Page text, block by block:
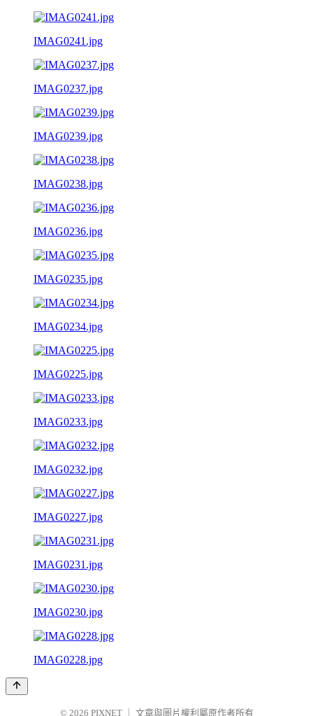
IMAG0241.jpg
IMAG0237.jpg
IMAG0239.jpg
IMAG0238.jpg
IMAG0236.jpg
IMAG0235.jpg
IMAG0234.jpg
IMAG0225.jpg
IMAG0233.jpg
IMAG0232.jpg
IMAG0227.jpg
IMAG0231.jpg
IMAG0230.jpg
IMAG0228.jpg
© 2026 PIXNET 文章與圖片權利屬原作者所有